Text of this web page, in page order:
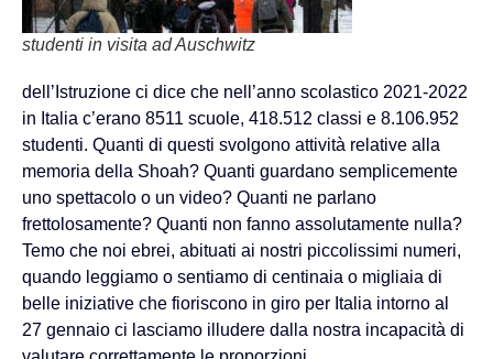
studenti in visita ad Auschwitz
dell’Istruzione ci dice che nell’anno scolastico 2021-2022
in Italia c’erano 8511 scuole, 418.512 classi e 8.106.952
studenti. Quanti di questi svolgono attività relative alla
memoria della Shoah? Quanti guardano semplicemente
uno spettacolo o un video? Quanti ne parlano
frettolosamente? Quanti non fanno assolutamente nulla?
Temo che noi ebrei, abituati ai nostri piccolissimi numeri,
quando leggiamo o sentiamo di centinaia o migliaia di
belle iniziative che fioriscono in giro per Italia intorno al
27 gennaio ci lasciamo illudere dalla nostra incapacità di